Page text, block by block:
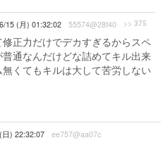
15 (月) 01:32:02 55574@28f40 >> 375
正力だけでデカすぎるからスペ
通なんだけどな詰めてキル出来
くてもキルは大して苦労しない
) 22:32:07 ee757@aa07c